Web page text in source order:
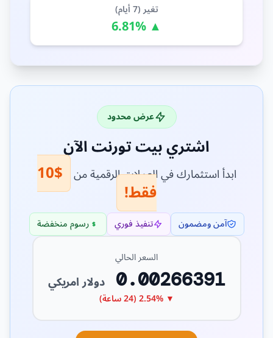
تغير (7 أيام)
▲ 6.81%
عرض محدود
اشتري بيت تورنت الآن
ابدأ استثمارك في العملات الرقمية من $10
فقط!
آمن ومضمون تنفيذ فوري
رسوم منخفضة
السعر الحالي
0.00266391 دولار امريكي
▼ 2.54% (24 ساعة)